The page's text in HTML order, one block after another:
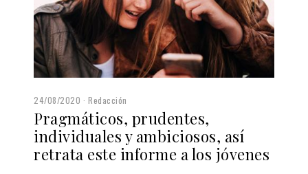
24/08/2020 Redacción
Pragmáticos, prudentes,
individuales y ambiciosos, así
retrata este informe a los jóvenes